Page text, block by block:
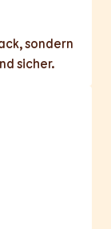
sondern
sicher.